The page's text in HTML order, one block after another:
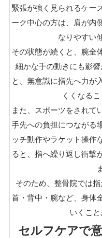
緊張が強く見られるケー
ーク中心の方は、肩が内
なりやすい
その状態が続くと、腕全
細かな手の動きにも影
と、無意識に指先へ力が
くくなる
また、スポーツをされて
手先への負担につながる
ッチ動作やラケット操作
ると、指へ繰り返し衝撃
そのため、整骨院では
首・背中・腕など、身体
いくこと
セルフケアで